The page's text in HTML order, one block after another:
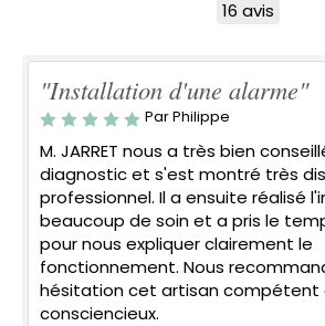
16 avis
"Installation d'une alarme"
Par Philippe
M. JARRET nous a très bien
diagnostic et s'est montré très
professionnel. Il a ensuite réalisé
beaucoup de soin et a pris le
pour nous expliquer clairement le
fonctionnement. Nous
hésitation cet artisan compétent
consciencieux.